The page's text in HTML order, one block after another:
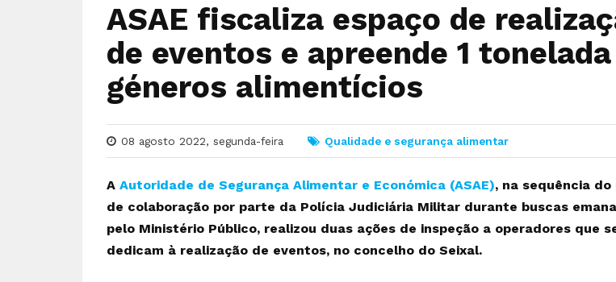
ASAE fiscaliza espaço de
de eventos e apreende 1
géneros alimentícios
08 agosto 2022, segunda-feira Qualidade e segurança alimentar
A Autoridade de Segurança Alimentar e Económica (ASAE), na sequência do
de colaboração por parte da Polícia Judiciária Militar durante buscas
pelo Ministério Público, realizou duas ações de inspeção a operadores que
dedicam à realização de eventos, no concelho do Seixal.